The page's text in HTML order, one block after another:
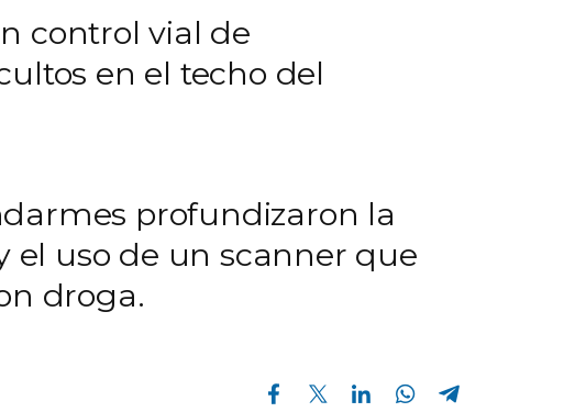
control vial de
en el techo del
profundizaron la
el uso de un scanner que
droga.
Compartir en Facebook Compartir en Twitter Compartir en Linkedin Compartir en Whatsapp